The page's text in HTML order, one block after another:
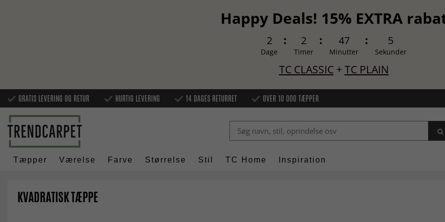
Happy Deals! 15% EXTRA
2
Dage
2
Timer
47
Minutter
3
Sekunder
TC CLASSIC+ TC PLAIN
GRATIS LEVERING OG RETUR HURTIG LEVERING 14 DAGES RETURRET OVER 10 000 TÆPPER
Tæpper Værelse Farve Størrelse Stil TC Home Inspiration
KVADRATISK TÆPPE